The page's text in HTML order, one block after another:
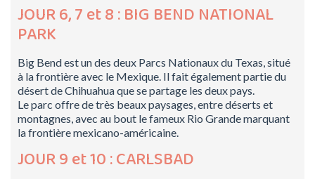
JOUR 6, 7 et 8 : BIG BEND NATIONAL
PARK
Big Bend est un des deux Parcs Nationaux du Texas, situé
à la frontière avec le Mexique. Il fait également partie du
désert de Chihuahua que se partage les deux pays.
Le parc offre de très beaux paysages, entre déserts et
montagnes, avec au bout le fameux Rio Grande marquant
la frontière mexicano-américaine.
JOUR 9 et 10 : CARLSBAD